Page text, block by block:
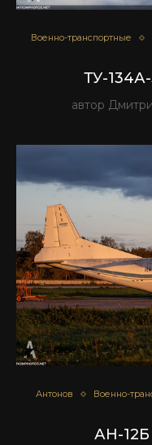
Военно-транспортные
ТУ-
автор
Антонов Военно-
АН-